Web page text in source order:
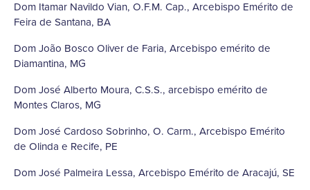
Dom Itamar Navildo Vian, O.F.M. Cap., Arcebispo Emérito de
Feira de Santana, BA
Dom João Bosco Oliver de Faria, Arcebispo emérito de
Diamantina, MG
Dom José Alberto Moura, C.S.S., arcebispo emérito de
Montes Claros, MG
Dom José Cardoso Sobrinho, O. Carm., Arcebispo Emérito
de Olinda e Recife, PE
Dom José Palmeira Lessa, Arcebispo Emérito de Aracajú, SE